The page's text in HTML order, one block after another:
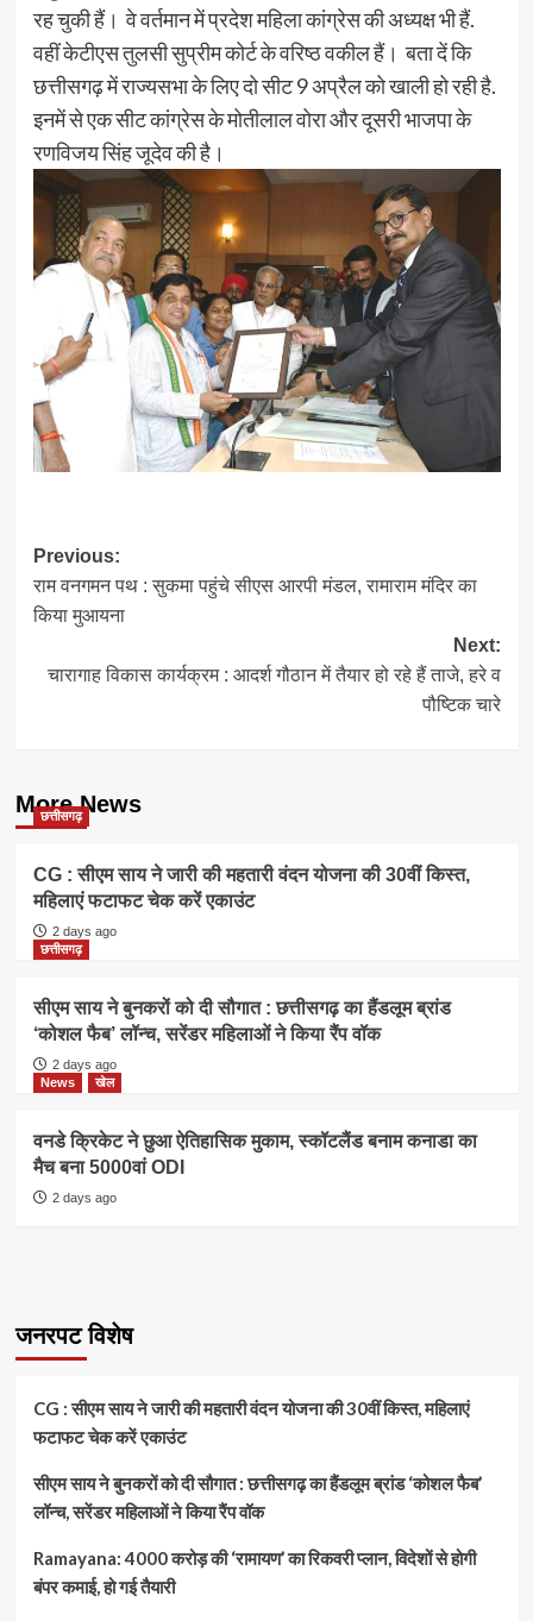
रह चुकी हैं। वे वर्तमान में प्रदेश महिला कांग्रेस की अध्यक्ष भी हैं.
वहीं केटीएस तुलसी सुप्रीम कोर्ट के वरिष्ठ वकील हैं। बता दें कि
छत्तीसगढ़ में राज्यसभा के लिए दो सीट 9 अप्रैल को खाली हो रही है.
इनमें से एक सीट कांग्रेस के मोतीलाल वोरा और दूसरी भाजपा के
रणविजय सिंह जूदेव की है।
Post
navigation
Previous:
राम वनगमन पथ : सुकमा पहुंचे सीएस आरपी मंडल, रामाराम मंदिर का
किया मुआयना
Next:
चारागाह विकास कार्यक्रम : आदर्श गौठान में तैयार हो रहे हैं ताजे, हरे व
पौष्टिक चारे
More News
छत्तीसगढ़
CG : सीएम साय ने जारी की महतारी वंदन योजना की 30वीं किस्त,
महिलाएं फटाफट चेक करें एकाउंट
2 days ago
छत्तीसगढ़
सीएम साय ने बुनकरों को दी सौगात : छत्तीसगढ़ का हैंडलूम ब्रांड
‘कोशल फैब’ लॉन्च, सरेंडर महिलाओं ने किया रैंप वॉक
2 days ago
News
खेल
वनडे क्रिकेट ने छुआ ऐतिहासिक मुकाम, स्कॉटलैंड बनाम कनाडा का
मैच बना 5000वां ODI
2 days ago
जनरपट विशेष
CG : सीएम साय ने जारी की महतारी वंदन योजना की 30वीं किस्त, महिलाएं
फटाफट चेक करें एकाउंट
सीएम साय ने बुनकरों को दी सौगात : छत्तीसगढ़ का हैंडलूम ब्रांड ‘कोशल फैब’
लॉन्च, सरेंडर महिलाओं ने किया रैंप वॉक
Ramayana: 4000 करोड़ की ‘रामायण’ का रिकवरी प्लान, विदेशों से होगी
बंपर कमाई, हो गई तैयारी